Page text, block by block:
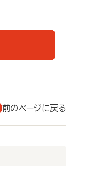
前のページに戻る